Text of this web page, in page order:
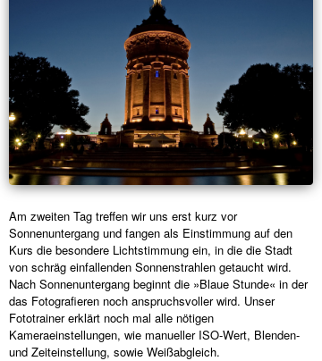
Am zweiten Tag treffen wir uns erst kurz vor
Sonnenuntergang und fangen als Einstimmung auf den
Kurs die besondere Lichtstimmung ein, in die die Stadt
von schräg einfallenden Sonnenstrahlen getaucht wird.
Nach Sonnenuntergang beginnt die »Blaue Stunde« in der
das Fotografieren noch anspruchsvoller wird. Unser
Fototrainer erklärt noch mal alle nötigen
Kameraeinstellungen, wie manueller ISO-Wert, Blenden-
und Zeiteinstellung, sowie Weißabgleich.